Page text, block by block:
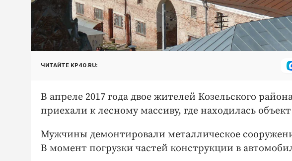
ЧИТАЙТЕ KP40.RU:
В апреле 2017 года двое жителей Козельского
приехали к лесному массиву, где находилась
Мужчины демонтировали металлическое
В момент погрузки частей конструкции в